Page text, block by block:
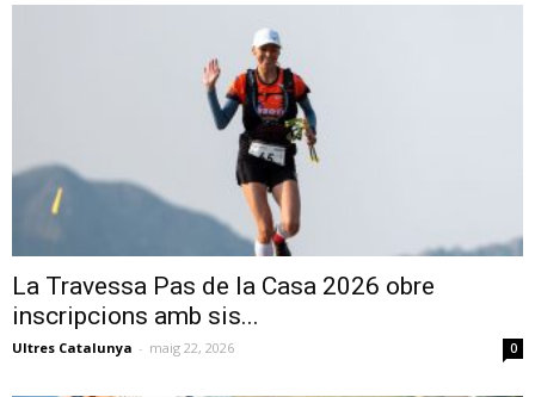
La Travessa Pas de la Casa 2026 obre
inscripcions amb sis...
Ultres Catalunya - maig 22, 2026 0